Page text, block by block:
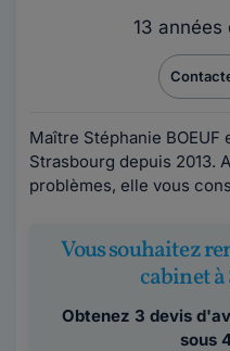
13 années
Maître Stéphanie BOEUF
Strasbourg depuis 2013.
problèmes, elle vous
Vous souhaitez
cabinet
Obtenez 3 devis
sous